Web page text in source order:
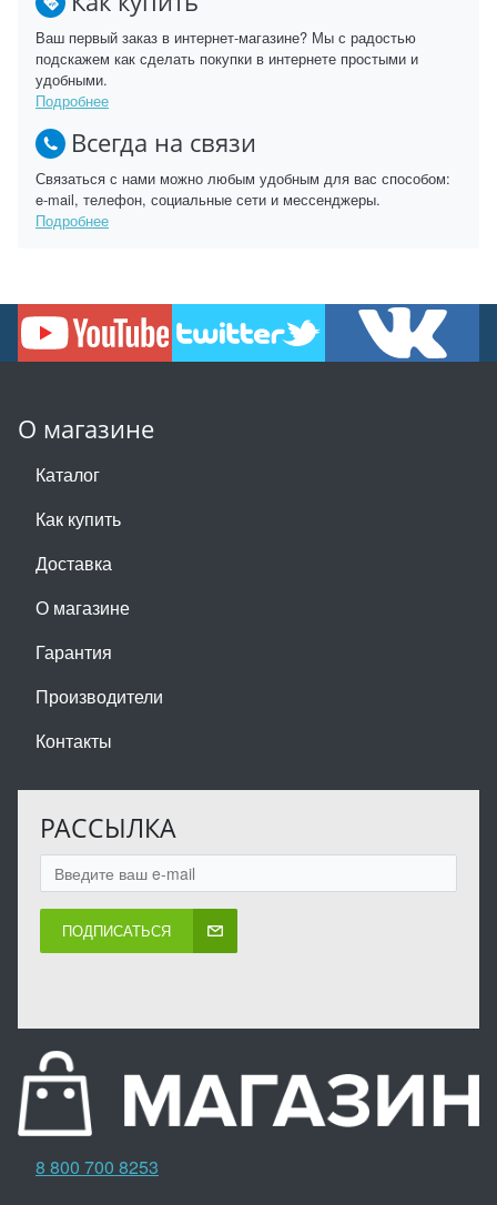
Ваш первый заказ в интернет-магазине? Мы с радостью
подскажем как сделать покупки в интернете простыми и
удобными.
Подробнее
Всегда на связи
Связаться с нами можно любым удобным для вас способом:
e-mail, телефон, социальные сети и мессенджеры.
Подробнее
О магазине
Каталог
Как купить
Доставка
О магазине
Гарантия
Производители
Контакты
РАССЫЛКА
ПОДПИСАТЬСЯ
8 800 700 8253